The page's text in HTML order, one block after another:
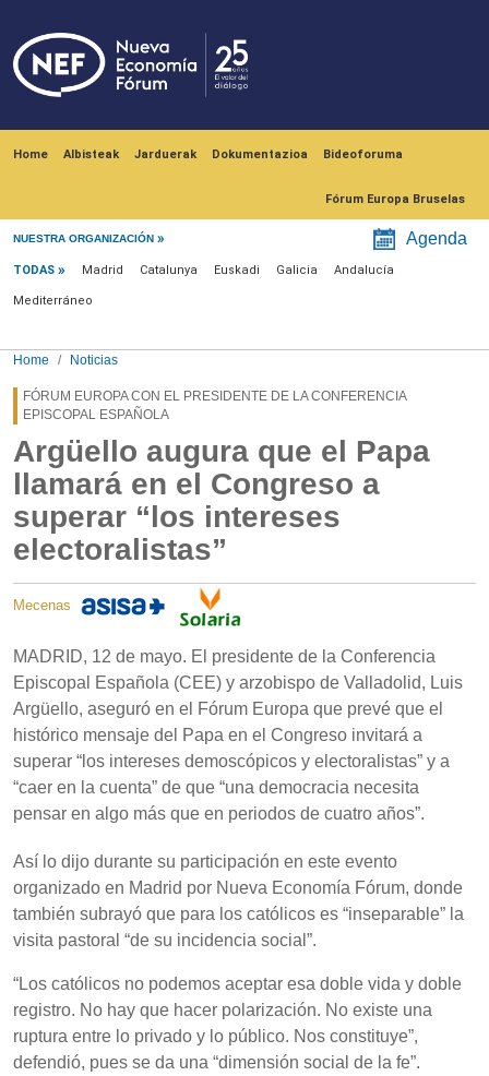
Home Albisteak Jarduerak Dokumentazioa Bideoforuma
Fórum Europa Bruselas
NUESTRA ORGANIZACIÓN Agenda
Menú noticias
TODAS Madrid Catalunya Euskadi Galicia Andalucía
Mediterráneo
Home Noticias
FÓRUM EUROPA CON EL PRESIDENTE DE LA CONFERENCIA
EPISCOPAL ESPAÑOLA
Argüello augura que el Papa
llamará en el Congreso a
superar “los intereses
electoralistas”
Mecenas
MADRID, 12 de mayo. El presidente de la Conferencia
Episcopal Española (CEE) y arzobispo de Valladolid, Luis
Argüello, aseguró en el Fórum Europa que prevé que el
histórico mensaje del Papa en el Congreso invitará a
superar “los intereses demoscópicos y electoralistas” y a
“caer en la cuenta” de que “una democracia necesita
pensar en algo más que en periodos de cuatro años”.
Así lo dijo durante su participación en este evento
organizado en Madrid por Nueva Economía Fórum, donde
también subrayó que para los católicos es “inseparable” la
visita pastoral “de su incidencia social”.
“Los católicos no podemos aceptar esa doble vida y doble
registro. No hay que hacer polarización. No existe una
ruptura entre lo privado y lo público. Nos constituye”,
defendió, pues se da una “dimensión social de la fe”.